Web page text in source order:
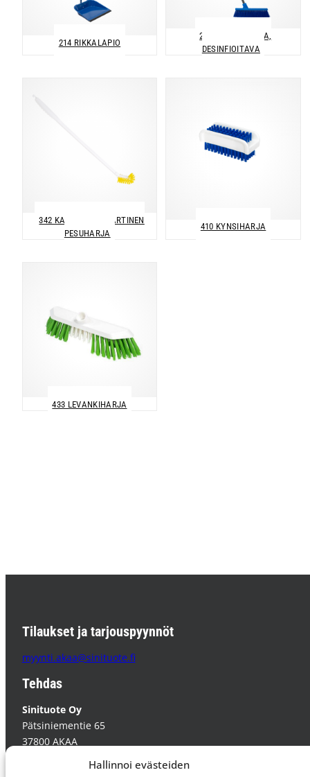
Hallinnoi evästeiden
214 RIKKALAPIO
234 LATTIAHARJA,
DESINFIOITAVA
342 KAPEA PITKÄVARTINEN
PESUHARJA
410 KYNSIHARJA
433 LEVANKIHARJA
Tilaukset ja tarjouspyynnöt
myynti.akaa@sinituote.fi
Tehdas
Sinituote Oy
Pätsiniementie 65
37800 AKAA
PL 85 37801 AKAA